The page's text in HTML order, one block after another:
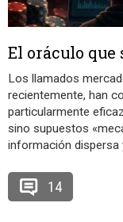
El oráculo que
Los llamados
recientemente, han
particularmente
sino supuestos
información dispersa
14